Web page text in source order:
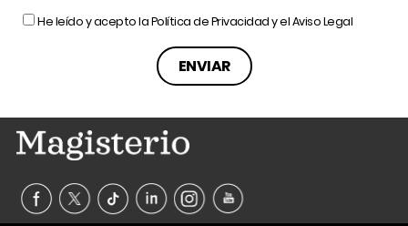
He leído y acepto laPolítica de Privacidady elAviso Legal